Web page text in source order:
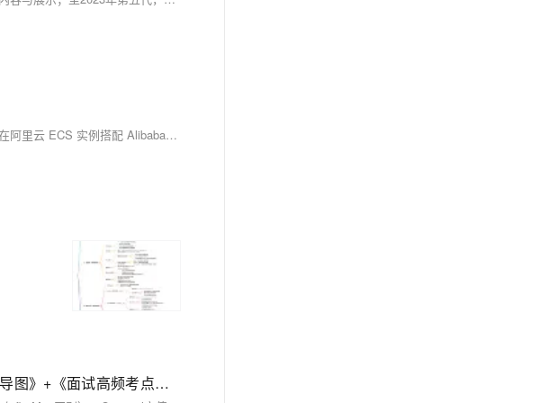
在现代企业级 Web 架构中，Nginx 凭借其极低的内存消耗和超强的高并发处理能力，成为了不可或缺的流量网关。特别是在阿里云 ECS 实例搭配 Alibaba Cloud Linux 3 的环境下，Nginx 能够充分利用操作系统的网络栈优化，实现惊人的吞吐量。 本文将详细介绍如何配置 Nginx 的反向代理与动静分离，将静态资源请求与动态接口请求完美剥离，从而大幅提升网站的整体响应速度。
【Java基础】Java 8-21新特性 ：Lambda表达式、函数式接口、Stream流、Optional（附《思维导图》+《面试高频考点清单》）